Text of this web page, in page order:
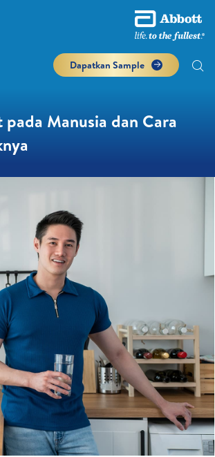
Dapatkan Sample
Manusia dan Cara